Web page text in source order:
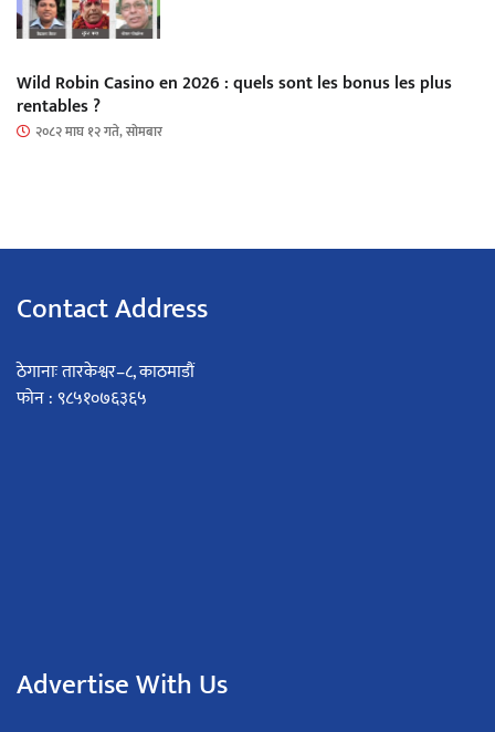
Wild Robin Casino en 2026 : quels sont les bonus les plus
rentables ?
२०८२ माघ १२ गते, सोमबार
Contact Address
ठेगानाः तारकेश्वर–८, काठमाडौं
फोन : ९८५१०७६३६५
Advertise With Us